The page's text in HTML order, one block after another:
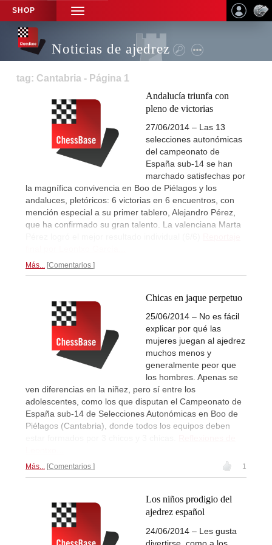
SHOP
TOGGLE
NAVIGATION
Noticias de ajedrez
tag: Cantabria - Página 1
Andalucía triunfa con
pleno de victorias
27/06/2014 – Las 13
selecciones autonómicas
del campeonato de
España sub-14 se han
marchado satisfechas por
la magnífica convivencia en Boo de Piélagos y los
andaluces, pletóricos: 6 victorias en 6 encuentros, con
mención especial a su primer tablero, Alejandro Pérez,
que ha confirmado su gran talento. La valenciana Marta
Más... Comentarios
Chicas en jaque perpetuo
25/06/2014 – No es fácil
explicar por qué las
mujeres juegan al ajedrez
muchos menos y
generalmente peor que
los hombres. Apenas se
ven diferencias en la niñez, pero sí entre los
adolescentes, como los que disputan el Campeonato de
España sub-14 de Selecciones Autonómicas en Boo de
Piélagos (Cantabria), donde todos los equipos deben
Más... Comentarios 1
Los niños prodigio del
ajedrez español
24/06/2014 – Les gusta
divertirse, como a los